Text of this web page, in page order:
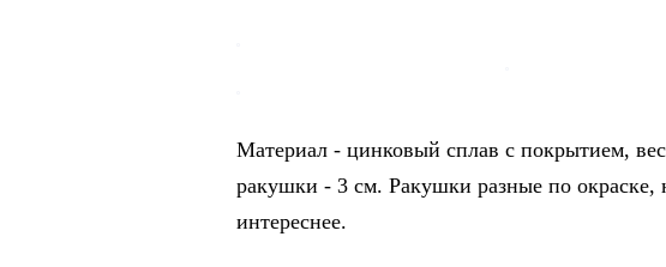
Материал - цинковый сплав с покрытием,
ракушки - 3 см. Ракушки разные по окраске,
интереснее.